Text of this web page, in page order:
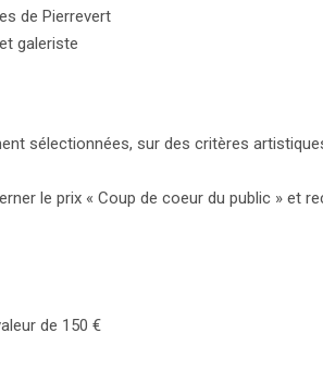
de Pierrevert
galeriste
sélectionnées, sur des critères
le prix « Coup de coeur du public » et
de 150 €